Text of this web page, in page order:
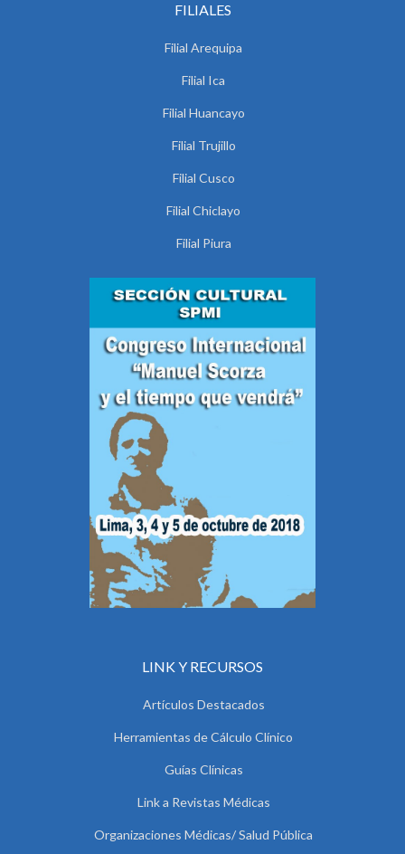
FILIALES
Filial Arequipa
Filial Ica
Filial Huancayo
Filial Trujillo
Filial Cusco
Filial Chiclayo
Filial Piura
LINK Y RECURSOS
Artículos Destacados
Herramientas de Cálculo Clínico
Guías Clínicas
Link a Revistas Médicas
Organizaciones Médicas/ Salud Pública